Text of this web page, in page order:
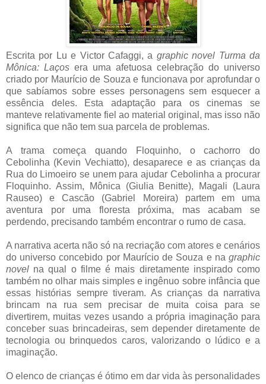
Escrita por Lu e Victor Cafaggi, a graphic novel Turma da
Mônica: Laços era uma afetuosa celebração do universo
criado por Maurício de Souza e funcionava por aprofundar o
que sabíamos sobre esses personagens sem esquecer a
essência deles. Esta adaptação para os cinemas se
manteve relativamente fiel ao material original, mas isso não
significa que não tem sua parcela de problemas.
A trama começa quando Floquinho, o cachorro do
Cebolinha (Kevin Vechiatto), desaparece e as crianças da
Rua do Limoeiro se unem para ajudar Cebolinha a procurar
Floquinho. Assim, Mônica (Giulia Benitte), Magali (Laura
Rauseo) e Cascão (Gabriel Moreira) partem em uma
aventura por uma floresta próxima, mas acabam se
perdendo, precisando também encontrar o rumo de casa.
A narrativa acerta não só na recriação com atores e cenários
do universo concebido por Maurício de Souza e na graphic
novel na qual o filme é mais diretamente inspirado como
também no olhar mais simples e ingênuo sobre infância que
essas histórias sempre tiveram. As crianças da narrativa
brincam na rua sem precisar de muita coisa para se
divertirem, muitas vezes usando a própria imaginação para
conceber suas brincadeiras, sem depender diretamente de
tecnologia ou brinquedos caros, valorizando o lúdico e a
imaginação.
O elenco de crianças é ótimo em dar vida às personalidades